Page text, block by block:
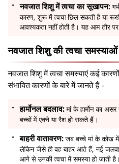
नवजात शिशु में त्वचा का सूखापन:
कारण, शुरू में त्वचा छिल सकती है या
आवश्यकता नहीं होती है। यह आम तौर
नवजात शिशु की त्वचा
नवजात शिशु में त्वचा समस्याएं कई
संभावित कारणों के बारे में जानते हैं -
हार्मोनल बदलाव: मां के हार्मोन का
बच्चों में एक्ने या रैश हो सकते हैं।
बाहरी वातावरण: जब बच्चे मां के कोख में
लेकिन जैसे ही वह बाहर आते हैं, नई
आने से उनकी त्वचा में समस्या हो जाती है।